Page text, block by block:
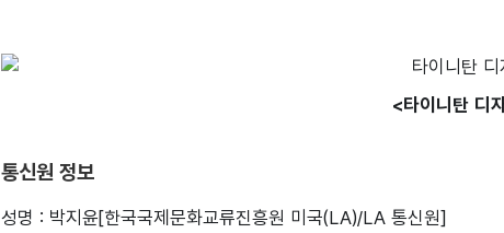
<타이니탄 디
통신원 정보
성명 : 박지윤[한국국제문화교류진흥원 미국(LA)/LA 통신원]